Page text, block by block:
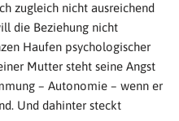
zugleich nicht ausreichend
die Beziehung nicht
Haufen psychologischer
Mutter steht seine Angst
– Autonomie – wenn er
Und dahinter steckt